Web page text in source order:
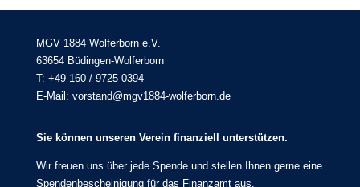
MGV 1884 Wolferborn e.V.
63654 Büdingen-Wolferborn
T: +49 160 / 9725 0394
E-Mail: vorstand@mgv1884-wolferborn.de
Sie können unseren Verein finanziell unterstützen.
Wir freuen uns über jede Spende und stellen Ihnen gerne eine
Spendenbescheinigung für das Finanzamt aus.